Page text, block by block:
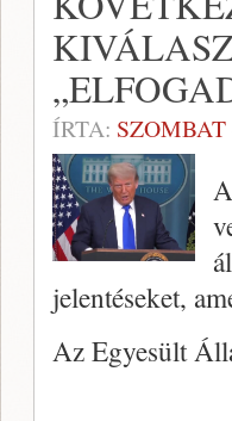
ÍRTA: SZOMBAT
jelentéseket,
Az Egyesült